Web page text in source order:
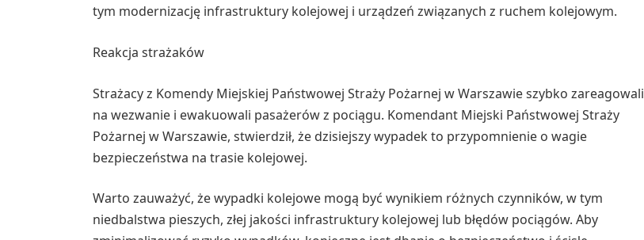
tym modernizację infrastruktury kolejowej i urządzeń związanych z ruchem kolejowym.
Reakcja strażaków
Strażacy z Komendy Miejskiej Państwowej Straży Pożarnej w Warszawie szybko zareagowali
na wezwanie i ewakuowali pasażerów z pociągu. Komendant Miejski Państwowej Straży
Pożarnej w Warszawie, stwierdził, że dzisiejszy wypadek to przypomnienie o wagie
bezpieczeństwa na trasie kolejowej.
Warto zauważyć, że wypadki kolejowe mogą być wynikiem różnych czynników, w tym
niedbalstwa pieszych, złej jakości infrastruktury kolejowej lub błędów pociągów. Aby